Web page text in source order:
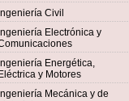
Ingeniería Civil
Ingeniería Electrónica y
Ingeniería Energética,
Eléctrica y Motores
Ingeniería Mecánica y de